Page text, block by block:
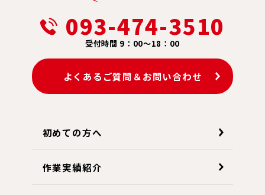
093-474-3510
受付時間 9：00～18：00
よくあるご質問＆お問い合わせ
初めての方へ
作業実績紹介